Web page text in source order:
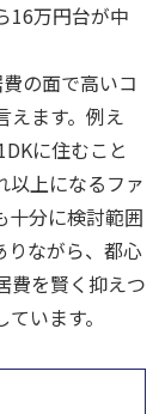
16万円台が中
の面で高いコ
えます。例え
に住むこと
以上になるファ
十分に検討範囲
りながら、都心
費を賢く抑えつ
います。